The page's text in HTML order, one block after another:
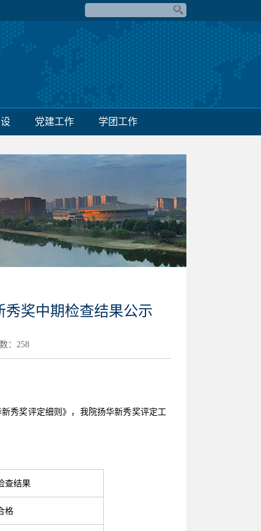
党建工作 学团工作
秀奖中期检查结果公示
： 258
秀奖评定细则》，我院扬华新秀奖评定工
查结果
格